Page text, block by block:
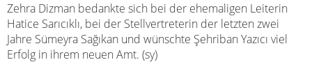
Zehra Dizman bedankte sich bei der ehemaligen Leiterin
Hatice Sarıcıklı, bei der Stellvertreterin der letzten zwei
Jahre Sümeyra Sağıkan und wünschte Şehriban Yazıcı viel
Erfolg in ihrem neuen Amt. (sy)